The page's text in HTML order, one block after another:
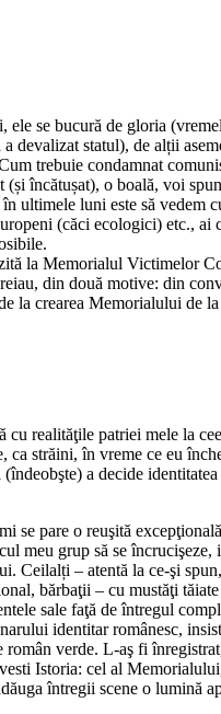
se bucură de gloria
statul), de alții
trebuie condamnat
încătușat), o boală, voi
luni este să vedem
(căci ecologici) etc., ai
la Memorialul Victimelor
din două motive: din
la crearea Memorialului de
realităţile patriei mele la
străini, în vreme ce eu
a decide
pare o reuşită
meu grup să se
– atentă la ce-şi
bărbaţii – cu mustăţi
sale faţă de întregul
identitar românesc,
verde. L-aş fi
Istoria: cel al
întregii scene o lumină